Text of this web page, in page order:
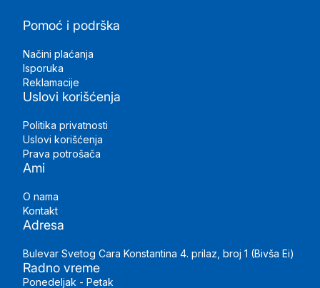
Pomoć i podrška
Načini plaćanja
Isporuka
Reklamacije
Uslovi korišćenja
Politika privatnosti
Uslovi korišćenja
Prava potrošača
Ami
O nama
Kontakt
Adresa
Bulevar Svetog Cara Konstantina 4. prilaz, broj 1 (Bivša Ei)
Radno vreme
Ponedeljak - Petak